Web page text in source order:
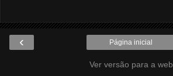
‹ Página inicial
Ver versão para a web